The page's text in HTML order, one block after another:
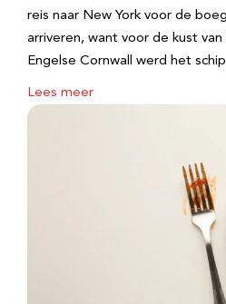
reis naar New York voor de
arriveren, want voor de kust van
Engelse Cornwall werd het
Lees meer